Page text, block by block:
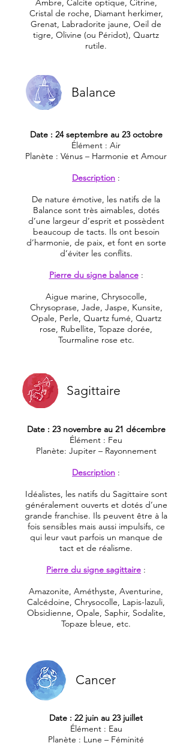
Ambre, Calcite optique, Citrine,
Cristal de roche, Diamant herkimer,
Grenat, Labradorite jaune, Oeil de
tigre, Olivine (ou Péridot), Quartz
rutile.
Balance
Date : 24 septembre au 23 octobre
Élément : Air
Planète : Vénus – Harmonie et Amour
Description :
De nature émotive, les natifs de la
Balance sont très aimables, dotés
d’une largeur d’esprit et possèdent
beaucoup de tacts. Ils ont besoin
d’harmonie, de paix, et font en sorte
d’éviter les conflits.
Pierre du signe balance:
Aigue marine, Chrysocolle,
Chrysoprase, Jade, Jaspe, Kunsite,
Opale, Perle, Quartz fumé, Quartz
rose, Rubellite, Topaze dorée,
Tourmaline rose etc.
Sagittaire
Date : 23 novembre au 21 décembre
Élément : Feu
Planète: Jupiter – Rayonnement
Description :
Idéalistes, les natifs du Sagittaire sont
généralement ouverts et dotés d’une
grande franchise. Ils peuvent être à la
fois sensibles mais aussi impulsifs, ce
qui leur vaut parfois un manque de
tact et de réalisme.
Pierre du signe sagittaire :
Amazonite, Améthyste, Aventurine,
Calcédoine, Chrysocolle, Lapis-lazuli,
Obsidienne, Opale, Saphir, Sodalite,
Topaze bleue, etc.
Cancer
Date : 22 juin au 23 juillet
Élément : Eau
Planète : Lune – Féminité